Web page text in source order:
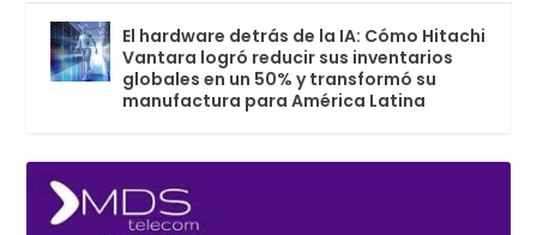
El hardware detrás de la IA: Cómo Hitachi
Vantara logró reducir sus inventarios
globales en un 50% y transformó su
manufactura para América Latina